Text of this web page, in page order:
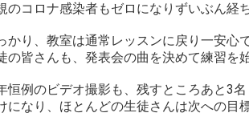
のコロナ感染者もゼロになりずいぶん経
かり、教室は通常レッスンに戻り一安心
の皆さんも、発表会の曲を決めて練習を
恒例のビデオ撮影も、残すところあと3
になり、ほとんどの生徒さんは次への目